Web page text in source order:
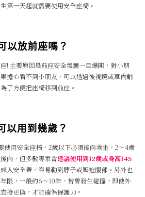
第一天起就需要使用安全座椅。
以放前座嗎？
! 主要原因是前座安全氣囊一旦爆開，對小朋
擔心看不到小朋友，可以透過後視鏡或車內輔
了方便把座椅移到前座。
以用到幾歲？
使用安全座椅，2歲以下必須後向乘坐，2～4歲
向，但多數專家會建議使用到12歲或身高145
人安全帶，容易勒到脖子或壓迫腹部。另外也
限，一般約6～10年，若曾發生碰撞，即使外
接更換，才能確保保護力。